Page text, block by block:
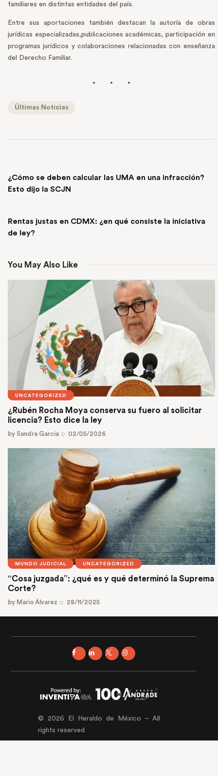
familiares en distintas entidades del país.
Entre sus aportaciones también destacan la autoría de obras
jurídicas especializadas,publicaciones académicas, participación en
programas jurídicos y colaboraciones relacionadas con enseñanza
del Derecho Familiar.
Últimas Noticias
¿Cómo se deben calcular las UMA en una infracción?
Esto dijo la SCJN
Rentas justas en CDMX: ¿en qué consiste la iniciativa
de ley?
You May Also Like
UNCATEGORIZED
¿Rubén Rocha Moya conserva su fuero al solicitar
licencia? Esto dice la ley
by Sandra García 02/05/2026
MUNDO JUDICIAL UNCATEGORIZED
“Cosa juzgada”: ¿qué es y qué determinó la Suprema
Corte?
by Mario Álvarez 28/11/2025
© 2026 El Heraldo de México – All
rights reserved